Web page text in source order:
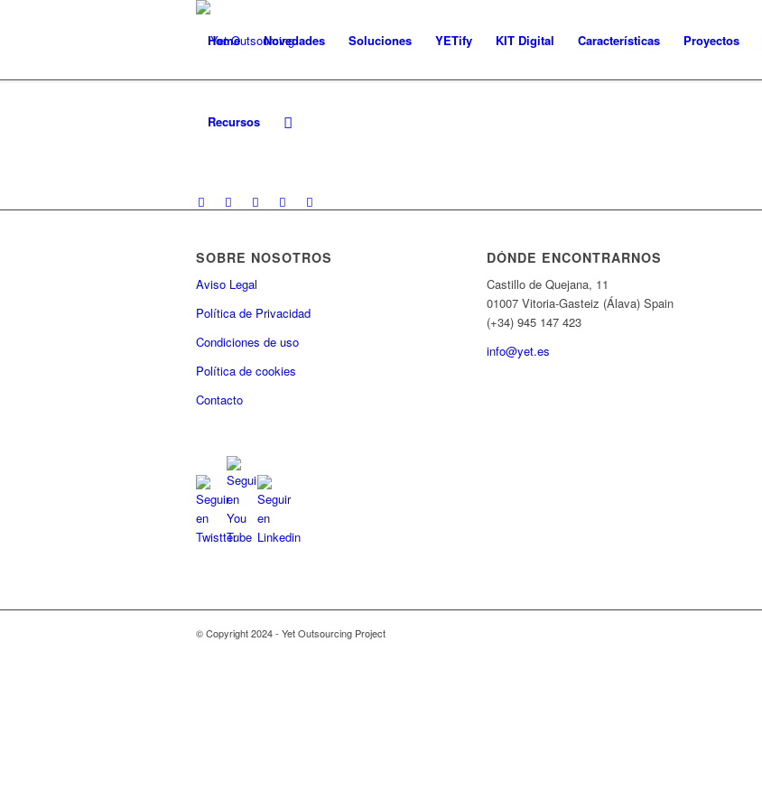
Home Novedades Soluciones YETify KIT Digital Características Proyectos
Recursos
SOBRE NOSOTROS
Aviso Legal
Política de Privacidad
Condiciones de uso
Política de cookies
Contacto
DÓNDE ENCONTRARNOS
Castillo de Quejana, 11
01007 Vitoria-Gasteiz (Álava) Spain
(+34) 945 147 423
info@yet.es
© Copyright 2024 - Yet Outsourcing Project